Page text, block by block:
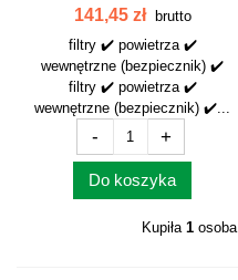
WEWNĘTRZNY AF907
141,45 zł brutto
filtry ✔️ powietrza ✔️
wewnętrzne (bezpiecznik) ✔️
filtry ✔️ powietrza ✔️
wewnętrzne (bezpiecznik) ✔️...
- +
Do koszyka
Kupiła 1 osoba